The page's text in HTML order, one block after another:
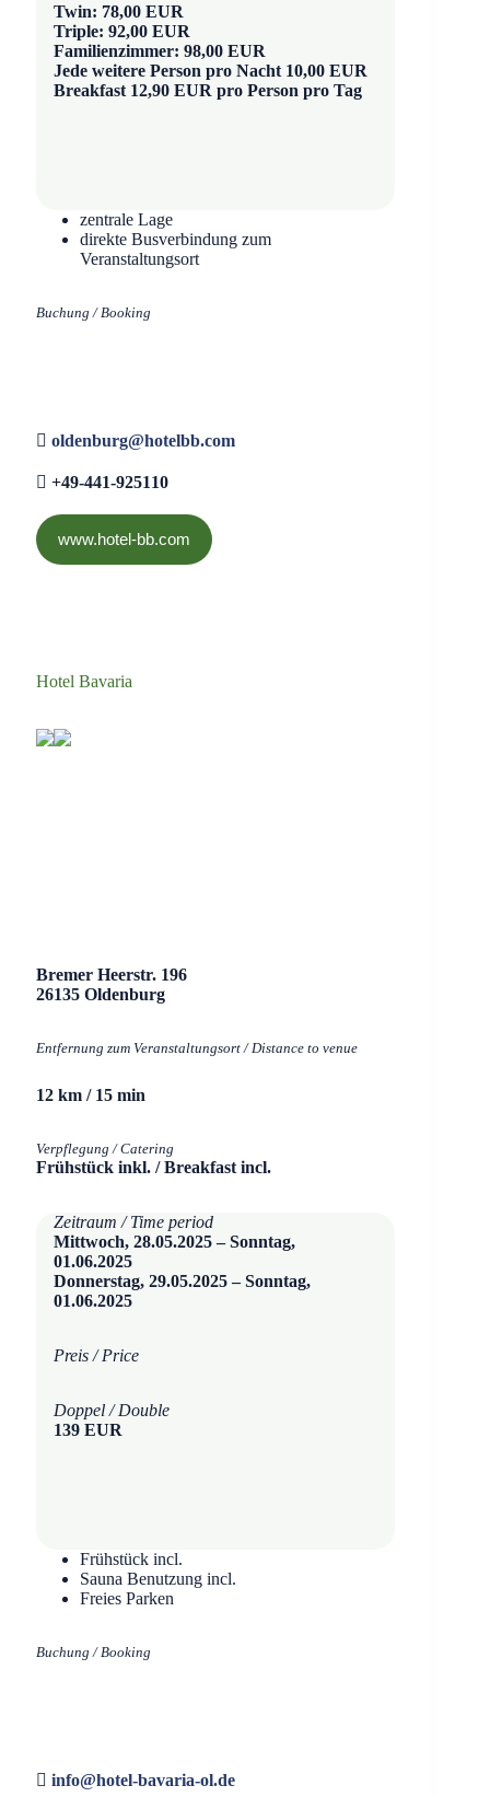
Twin: 78,00 EUR
Triple: 92,00 EUR
Familienzimmer: 98,00 EUR
Jede weitere Person pro Nacht 10,00 EUR
Breakfast 12,90 EUR pro Person pro Tag
zentrale Lage
direkte Busverbindung zum
Veranstaltungsort
Buchung / Booking
oldenburg@hotelbb.com
+49-441-925110
www.hotel-bb.com
Hotel Bavaria
Bremer Heerstr. 196
26135 Oldenburg
Entfernung zum Veranstaltungsort / Distance to venue
12 km / 15 min
Verpflegung / Catering
Frühstück inkl. / Breakfast incl.
Zeitraum / Time period
Mittwoch, 28.05.2025 – Sonntag,
01.06.2025
Donnerstag, 29.05.2025 – Sonntag,
01.06.2025
Preis / Price
Doppel / Double
139 EUR
Frühstück incl.
Sauna Benutzung incl.
Freies Parken
Buchung / Booking
info@hotel-bavaria-ol.de